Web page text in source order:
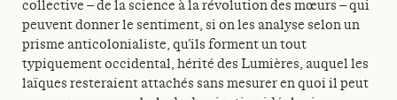
collective – de la science à la révolution des mœurs – qui
peuvent donner le sentiment, si on les analyse selon un
prisme anticolonialiste, qu’ils forment un tout
typiquement occidental, hérité des Lumières, auquel les
laïques resteraient attachés sans mesurer en quoi il peut